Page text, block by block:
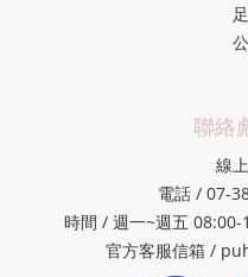
聯絡
線
電話 / 07-
時間 / 週一~週五 08:00-
官方客服信箱 /